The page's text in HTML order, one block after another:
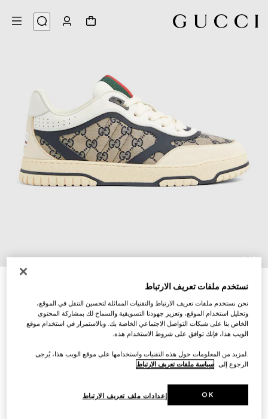
1
/
6
حذاء سنيكرز Gucci Re-Web للرجال
AED 4,500
تنويعات كانفاس بنقش GG باللونين البيج والأزرق
نستخدم ملفات تعريف الارتباط
نحن نستخدم ملفات تعريف الارتباط والتقنيات المماثلة لتحسين التنقل في الموقع،
وتحليل استخدام الموقع، وتعزيز جهودنا التسويقية والسماح لك بمشاركة المحتوى
الخاص بنا على شبكات التواصل الاجتماعي الخاصة بك. وبالاستمرار في استخدام موقع
الويب هذا، فإنك توافق على شروط الاستخدام هذه.
.لمزيد من المعلومات حول هذه التقنيات واستخدامها على موقع الويب هذا، يُرجى
الرجوع إلى سياسة ملفات تعريف الارتباط
إعدادات ملف تعريف الارتباط OK